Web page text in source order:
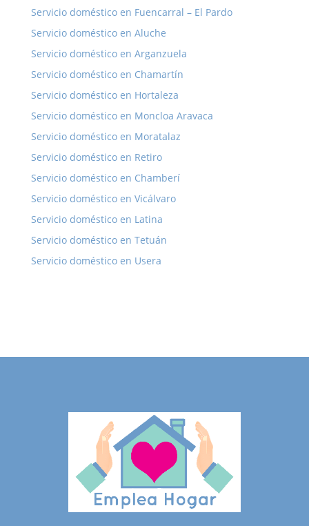
Servicio doméstico en Fuencarral – El Pardo
Servicio doméstico en Aluche
Servicio doméstico en Arganzuela
Servicio doméstico en Chamartín
Servicio doméstico en Hortaleza
Servicio doméstico en Moncloa Aravaca
Servicio doméstico en Moratalaz
Servicio doméstico en Retiro
Servicio doméstico en Chamberí
Servicio doméstico en Vicálvaro
Servicio doméstico en Latina
Servicio doméstico en Tetuán
Servicio doméstico en Usera